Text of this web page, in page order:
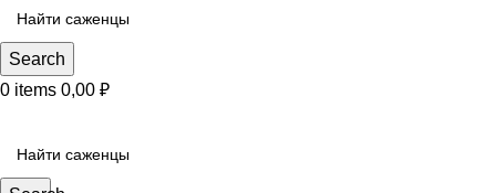
Search
0 items 0,00 ₽